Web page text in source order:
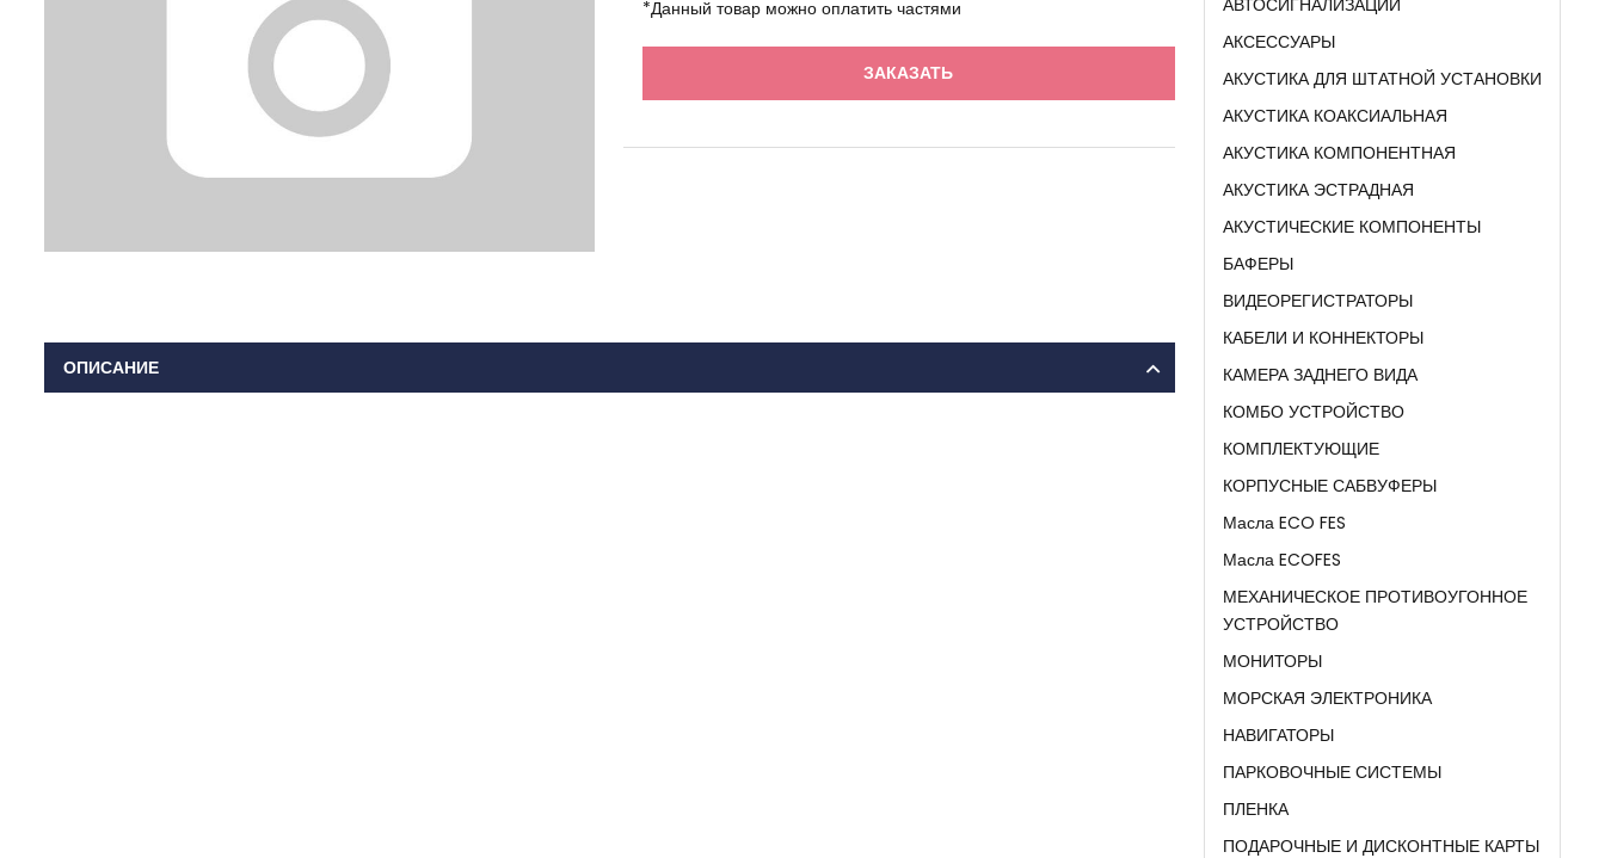
*Данный товар можно оплатить частями
ЗАКАЗАТЬ
ОПИСАНИЕ
АВТОСИГНАЛИЗАЦИИ
АКСЕССУАРЫ
АКУСТИКА ДЛЯ ШТАТНОЙ УСТАНОВКИ
АКУСТИКА КОАКСИАЛЬНАЯ
АКУСТИКА КОМПОНЕНТНАЯ
АКУСТИКА ЭСТРАДНАЯ
АКУСТИЧЕСКИЕ КОМПОНЕНТЫ
БАФЕРЫ
ВИДЕОРЕГИСТРАТОРЫ
КАБЕЛИ И КОННЕКТОРЫ
КАМЕРА ЗАДНЕГО ВИДА
КОМБО УСТРОЙСТВО
КОМПЛЕКТУЮЩИЕ
КОРПУСНЫЕ САБВУФЕРЫ
Масла ECO FES
Масла ECOFES
МЕХАНИЧЕСКОЕ ПРОТИВОУГОННОЕ
УСТРОЙСТВО
МОНИТОРЫ
МОРСКАЯ ЭЛЕКТРОНИКА
НАВИГАТОРЫ
ПАРКОВОЧНЫЕ СИСТЕМЫ
ПЛЕНКА
ПОДАРОЧНЫЕ И ДИСКОНТНЫЕ КАРТЫ